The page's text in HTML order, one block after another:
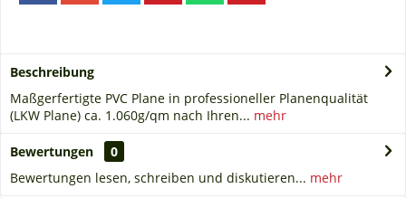
Beschreibung
Maßgerfertigte PVC Plane in professioneller Planenqualität
(LKW Plane) ca. 1.060g/qm nach Ihren... mehr
Bewertungen
0
Bewertungen lesen, schreiben und diskutieren... mehr